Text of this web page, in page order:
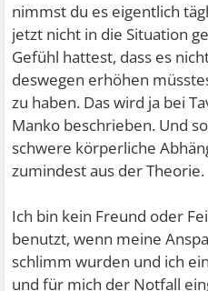
nimmst du es eigentlich
jetzt nicht in die Situation
Gefühl hattest, dass es
deswegen erhöhen
zu haben. Das wird ja bei
Manko beschrieben. Und
schwere körperliche
zumindest aus der Theorie.
Ich bin kein Freund oder
benutzt, wenn meine
schlimm wurden und ich
und für mich der Notfall